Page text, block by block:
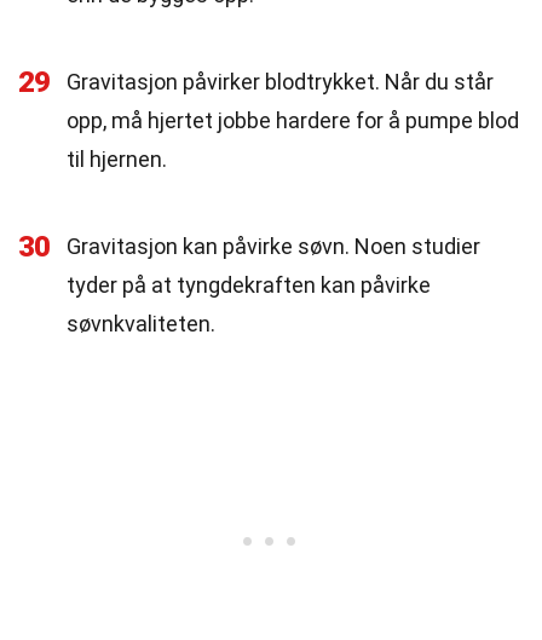
29
Gravitasjon påvirker blodtrykket. Når du står
opp, må hjertet jobbe hardere for å pumpe blod
til hjernen.
30
Gravitasjon kan påvirke søvn. Noen studier
tyder på at tyngdekraften kan påvirke
søvnkvaliteten.